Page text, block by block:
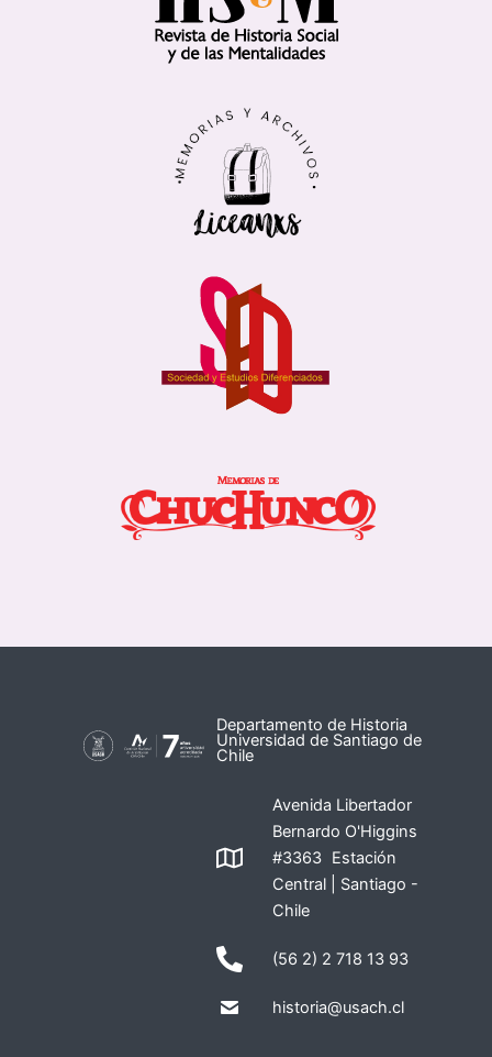
Departamento de Historia
Universidad de Santiago de
Chile
Avenida Libertador
Bernardo O'Higgins
#3363 Estación
Central | Santiago -
Chile
(56 2) 2 718 13 93
historia@usach.cl